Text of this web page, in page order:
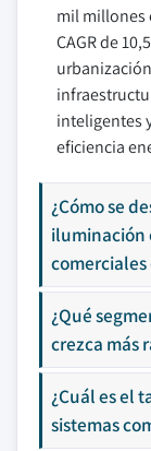
mil millones
CAGR de
inteligentes
eficiencia
¿Cómo se
iluminación
¿Qué
crezca más
¿Cuál es el
sistemas